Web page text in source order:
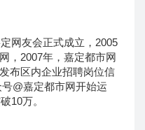
网友会正式成立，2005
，2007年，嘉定都市网
布区内企业招聘岗位信
@嘉定都市网开始运
10万。